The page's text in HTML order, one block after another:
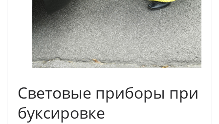
Световые приборы при
буксировке